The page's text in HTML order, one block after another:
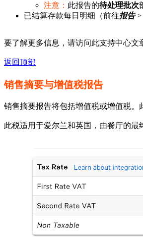
注意： 此报告的待处理批次
已结算存款每日明细（前往报告>
要了解更多信息，请访问此支持中心文
返回顶部
销售摘要与增值税报告
销售摘要报告将包括增值税或增值税。
此税适用于爱尔兰和英国，由餐厅的最